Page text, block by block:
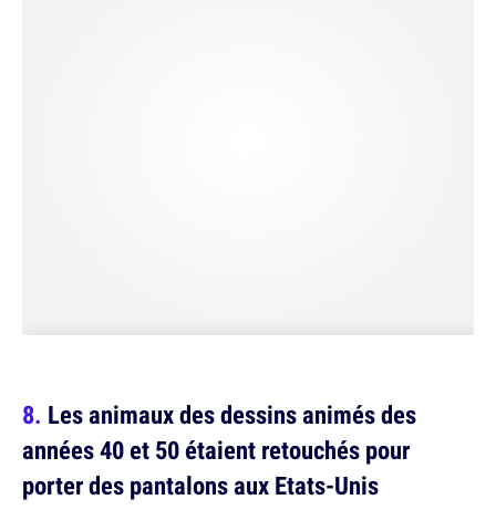
Les animaux des dessins animés des
années 40 et 50 étaient retouchés pour
porter des pantalons aux Etats-Unis